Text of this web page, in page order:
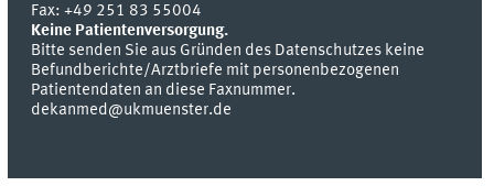
Fax:+49 251 83 55004
Keine Patientenversorgung.
Bitte senden Sie aus Gründen des Datenschutzes keine
Befundberichte/Arztbriefe mit personenbezogenen
Patientendaten an diese Faxnummer.
dekanmed@ukmuenster.de